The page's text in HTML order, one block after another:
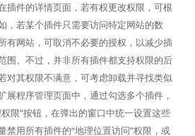
插件的详情页面，若有权更改权限，可根
，若某个插件只需要访问特定网站的数
有网站，可取消不必要的授权，以减少插
围。不过，并非所有插件都支持权限的后
对其权限不满意，可考虑卸载并寻找类似
展程序管理页面中，通过勾选多个插件，
限”按钮，在弹出的窗口中统一设置这些
禁用所有插件的“地理位置访问”权限，或